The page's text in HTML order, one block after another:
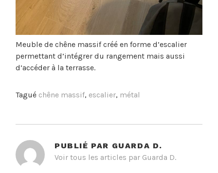
Meuble de chêne massif créé en forme d’escalier
permettant d’intégrer du rangement mais aussi
d’accéder à la terrasse.
Tagué chêne massif, escalier, métal
PUBLIÉ PAR GUARDA D.
Voir tous les articles par Guarda D.